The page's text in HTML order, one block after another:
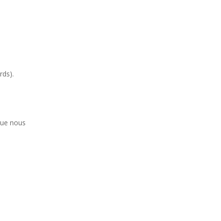
nous